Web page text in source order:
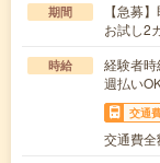
期間
【急募
お試し2
時給
経験者
週払い
交通
交通費